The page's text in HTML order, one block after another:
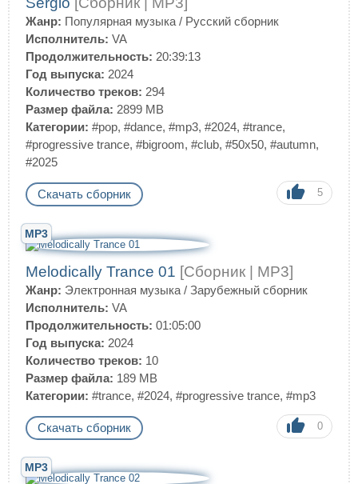
Жанр: Популярная музыка / Русский сборник
Исполнитель: VA
Продолжительность: 20:39:13
Год выпуска: 2024
Количество треков: 294
Размер файла: 2899 MB
Категории: #pop, #dance, #mp3, #2024, #trance,
#progressive trance, #bigroom, #club, #50x50, #autumn,
#2025
Скачать сборник 5
MP3
Melodically Trance 01 [Сборник | MP3]
Жанр: Электронная музыка / Зарубежный сборник
Исполнитель: VA
Продолжительность: 01:05:00
Год выпуска: 2024
Количество треков: 10
Размер файла: 189 MB
Категории: #trance, #2024, #progressive trance, #mp3
Скачать сборник 0
MP3